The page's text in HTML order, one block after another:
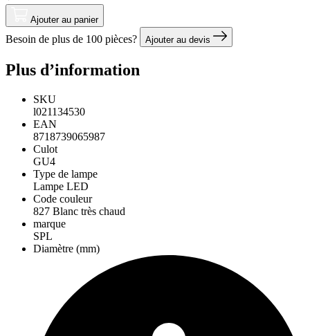
Ajouter au panier
Besoin de plus de 100 pièces? Ajouter au devis
Plus d’information
SKU
l021134530
EAN
8718739065987
Culot
GU4
Type de lampe
Lampe LED
Code couleur
827 Blanc très chaud
marque
SPL
Diamètre (mm)